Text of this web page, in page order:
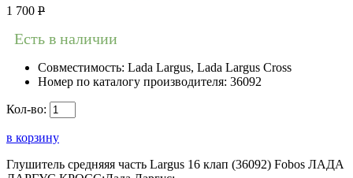
1 700 Р
Есть в наличии
Совместимость: Lada Largus, Lada Largus Cross
Номер по каталогу производителя: 36092
Кол-во:
в корзину
Глушитель средняяя часть Largus 16 клап (36092) Fobos ЛАДА